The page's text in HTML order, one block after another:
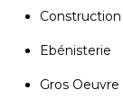
Construction
Ebénisterie
Gros Oeuvre